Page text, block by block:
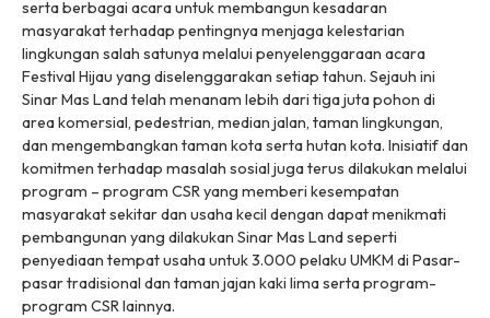
serta berbagai acara untuk membangun kesadaran
masyarakat terhadap pentingnya menjaga kelestarian
lingkungan salah satunya melalui penyelenggaraan acara
Festival Hijau yang diselenggarakan setiap tahun. Sejauh ini
Sinar Mas Land telah menanam lebih dari tiga juta pohon di
area komersial, pedestrian, median jalan, taman lingkungan,
dan mengembangkan taman kota serta hutan kota. Inisiatif dan
komitmen terhadap masalah sosial juga terus dilakukan melalui
program – program CSR yang memberi kesempatan
masyarakat sekitar dan usaha kecil dengan dapat menikmati
pembangunan yang dilakukan Sinar Mas Land seperti
penyediaan tempat usaha untuk 3.000 pelaku UMKM di Pasar-
pasar tradisional dan taman jajan kaki lima serta program-
program CSR lainnya.